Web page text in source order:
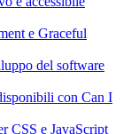
e Graceful
del software
con Can I
CSS e JavaScript